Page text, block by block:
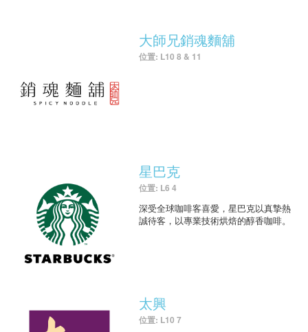
大師兄銷魂麵舖
位置: L10 8 & 11
星巴克
位置: L6 4
深受全球咖啡客喜愛，星巴克以真摯熱
誠待客，以專業技術烘焙的醇香咖啡。
太興
位置: L10 7